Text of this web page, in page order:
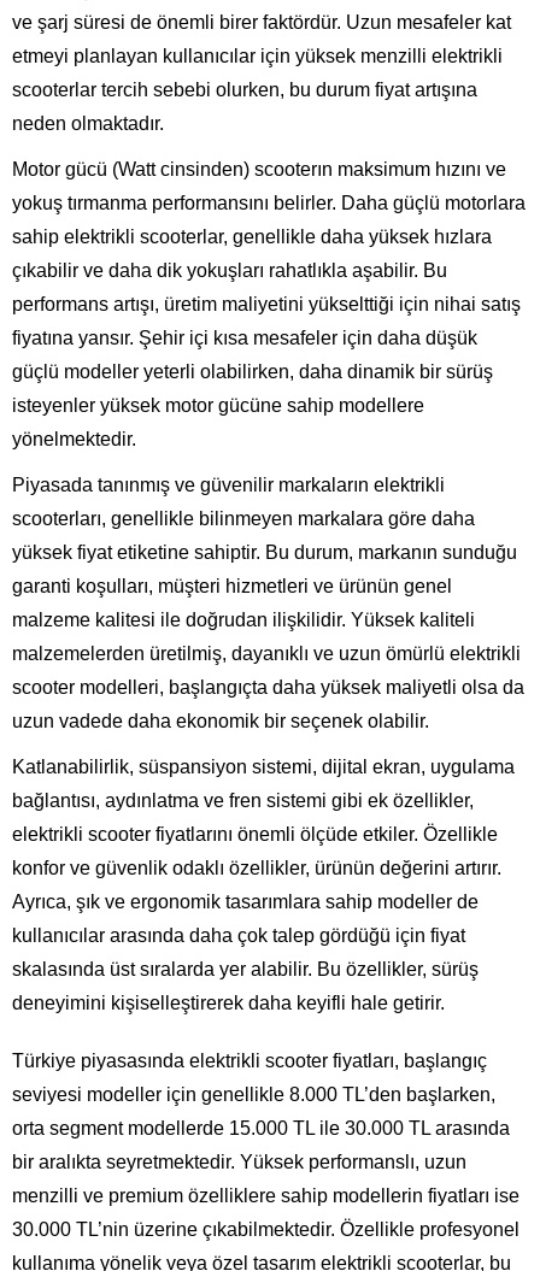
ve şarj süresi de önemli birer faktördür. Uzun mesafeler kat
etmeyi planlayan kullanıcılar için yüksek menzilli elektrikli
scooterlar tercih sebebi olurken, bu durum fiyat artışına
neden olmaktadır.
Motor gücü (Watt cinsinden) scooterın maksimum hızını ve
yokuş tırmanma performansını belirler. Daha güçlü motorlara
sahip elektrikli scooterlar, genellikle daha yüksek hızlara
çıkabilir ve daha dik yokuşları rahatlıkla aşabilir. Bu
performans artışı, üretim maliyetini yükselttiği için nihai satış
fiyatına yansır. Şehir içi kısa mesafeler için daha düşük
güçlü modeller yeterli olabilirken, daha dinamik bir sürüş
isteyenler yüksek motor gücüne sahip modellere
yönelmektedir.
Piyasada tanınmış ve güvenilir markaların elektrikli
scooterları, genellikle bilinmeyen markalara göre daha
yüksek fiyat etiketine sahiptir. Bu durum, markanın sunduğu
garanti koşulları, müşteri hizmetleri ve ürünün genel
malzeme kalitesi ile doğrudan ilişkilidir. Yüksek kaliteli
malzemelerden üretilmiş, dayanıklı ve uzun ömürlü elektrikli
scooter modelleri, başlangıçta daha yüksek maliyetli olsa da
uzun vadede daha ekonomik bir seçenek olabilir.
Katlanabilirlik, süspansiyon sistemi, dijital ekran, uygulama
bağlantısı, aydınlatma ve fren sistemi gibi ek özellikler,
elektrikli scooter fiyatlarını önemli ölçüde etkiler. Özellikle
konfor ve güvenlik odaklı özellikler, ürünün değerini artırır.
Ayrıca, şık ve ergonomik tasarımlara sahip modeller de
kullanıcılar arasında daha çok talep gördüğü için fiyat
skalasında üst sıralarda yer alabilir. Bu özellikler, sürüş
deneyimini kişiselleştirerek daha keyifli hale getirir.
Türkiye piyasasında elektrikli scooter fiyatları, başlangıç
seviyesi modeller için genellikle 8.000 TL’den başlarken,
orta segment modellerde 15.000 TL ile 30.000 TL arasında
bir aralıkta seyretmektedir. Yüksek performanslı, uzun
menzilli ve premium özelliklere sahip modellerin fiyatları ise
30.000 TL’nin üzerine çıkabilmektedir. Özellikle profesyonel
kullanıma yönelik veya özel tasarım elektrikli scooterlar, bu